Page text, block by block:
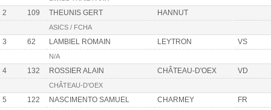
2 109 THEUNIS GERT HANNUT
ASICS / FCHA
3 62 LAMBIEL ROMAIN LEYTRON VS
N/A
4 132 ROSSIER ALAIN CHÂTEAU-D'OEX VD
CHÂTEAU-D'OEX
5 122 NASCIMENTO SAMUEL CHARMEY FR